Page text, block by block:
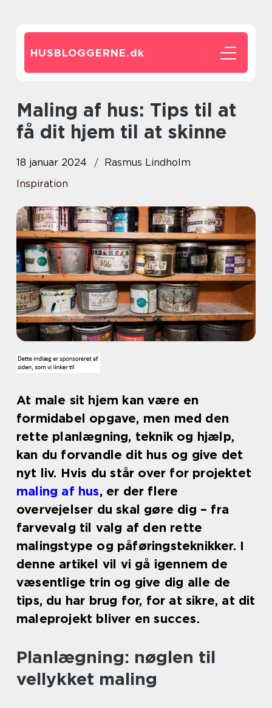
HUSBLOGGERNE.dk
Maling af hus: Tips til at
få dit hjem til at skinne
18 januar 2024
Rasmus Lindholm
Inspiration
At male sit hjem kan være en
formidabel opgave, men med den
rette planlægning, teknik og hjælp,
kan du forvandle dit hus og give det
nyt liv. Hvis du står over for projektet
maling af hus, er der flere
overvejelser du skal gøre dig – fra
farvevalg til valg af den rette
malingstype og påføringsteknikker. I
denne artikel vil vi gå igennem de
væsentlige trin og give dig alle de
tips, du har brug for, for at sikre, at dit
maleprojekt bliver en succes.
Planlægning: nøglen til
vellykket maling